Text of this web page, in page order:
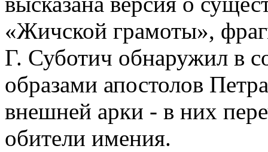
«Жичской грамоты»,
Г. Суботич обнаружил в
образами апостолов
внешней арки - в них
обители имения.